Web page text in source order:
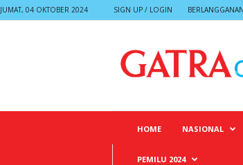
JUMAT, 04 OKTOBER 2024 SIGN UP / LOGIN BERLANGGANAN
HOME NASIONAL
PEMILU 2024